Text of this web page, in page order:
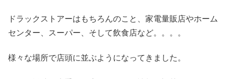
ドラックストアーはもちろんのこと、家電量販店やホーム
センター、スーパー、そして飲食店など。。。。
様々な場所で店頭に並ぶようになってきました。